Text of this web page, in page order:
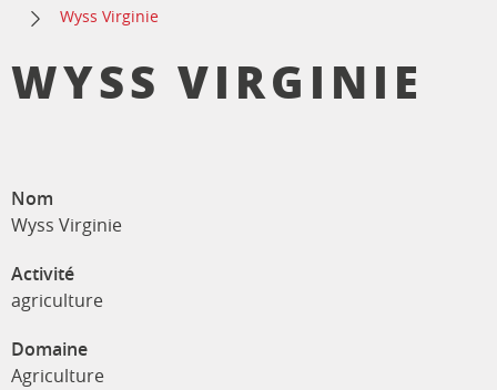
Wyss Virginie
WYSS VIRGINIE
Nom
Wyss Virginie
Activité
agriculture
Domaine
Agriculture